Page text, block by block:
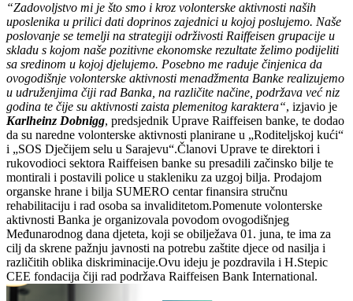
“Zadovoljstvo mi je što smo i kroz volonterske aktivnosti naših
uposlenika u prilici dati doprinos zajednici u kojoj poslujemo. Naše
poslovanje se temelji na strategiji održivosti Raiffeisen grupacije u
skladu s kojom naše pozitivne ekonomske rezultate želimo podijeliti
sa sredinom u kojoj djelujemo. Posebno me raduje činjenica da
ovogodišnje volonterske aktivnosti menadžmenta Banke realizujemo
u udruženjima čiji rad Banka, na različite načine, podržava već niz
godina te čije su aktivnosti zaista plemenitog karaktera“, izjavio je
Karlheinz Dobnigg, predsjednik Uprave Raiffeisen banke, te dodao
da su naredne volonterske aktivnosti planirane u „Roditeljskoj kući“
i „SOS Dječijem selu u Sarajevu“.Članovi Uprave te direktori i
rukovodioci sektora Raiffeisen banke su presadili začinsko bilje te
montirali i postavili police u stakleniku za uzgoj bilja. Prodajom
organske hrane i bilja SUMERO centar finansira stručnu
rehabilitaciju i rad osoba sa invaliditetom.Pomenute volonterske
aktivnosti Banka je organizovala povodom ovogodišnjeg
Međunarodnog dana djeteta, koji se obilježava 01. juna, te ima za
cilj da skrene pažnju javnosti na potrebu zaštite djece od nasilja i
različitih oblika diskriminacije.Ovu ideju je pozdravila i H.Stepic
CEE fondacija čiji rad podržava Raiffeisen Bank International.